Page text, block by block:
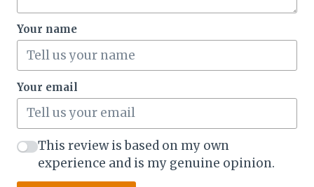
Your name
Your email
This review is based on my own
experience and is my genuine opinion.